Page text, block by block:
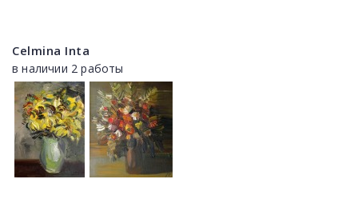
Celmina Inta
в наличии 2 работы